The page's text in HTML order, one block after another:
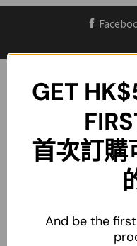
我的帳戶
登記會員
我的帳戶
GET
首次訂
And be the